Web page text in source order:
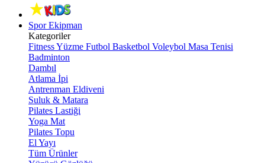
Spor Ekipman
Kategoriler
FitnessYüzme Futbol Basketbol Voleybol Masa Tenisi
Badminton
Dambıl
Atlama İpi
Antrenman Eldiveni
Suluk & Matara
Pilates Lastiği
Yoga Mat
Pilates Topu
El Yayı
Tüm Ürünler